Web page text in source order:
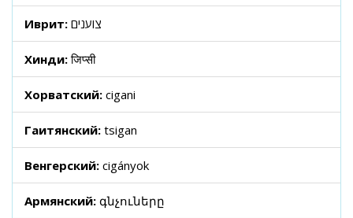
Иврит: צוענים
Хинди:जिप्सी
Хорватский: cigani
Гаитянский: tsigan
Венгерский: cigányok
Армянский: գնչուները